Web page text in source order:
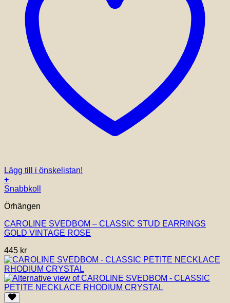
Lägg till i önskelistan!
+
Snabbkoll
Örhängen
CAROLINE SVEDBOM – CLASSIC STUD EARRINGS
GOLD VINTAGE ROSE
445 kr